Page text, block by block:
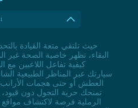
البقاء، تظهر خاصية الصحة غير
كيفية تفاعل اللاعبين مع
سيارتك عبر المناظر الطبيعية
العطش أو حتى هجمات الأرانب
تمنحك حرية التجول دون
الرملية فرصة لاكتشاف مواقع